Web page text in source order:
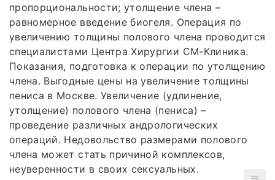
пропорциональности; утолщение члена –
равномерное введение биогеля. Операция по
увеличению толщины полового члена проводится
специалистами Центра Хирургии СМ-Клиника.
Показания, подготовка к операции по утолщению
члена. Выгодные цены на увеличение толщины
пениса в Москве. Увеличение (удлинение,
утолщение) полового члена (пениса) –
проведение различных андрологических
операций. Недовольство размерами полового
члена может стать причиной комплексов,
неуверенности в своих сексуальных.